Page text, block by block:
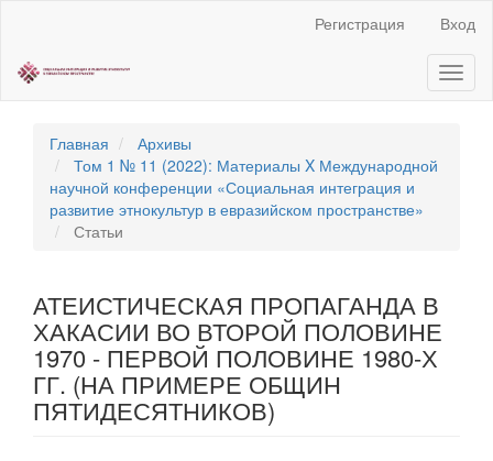
содержанию
страницы
навигация
Основное
содержание
Боковая
панель
Регистрация Вход
Главная
Архивы
Том 1 № 11 (2022): Материалы X Международной
научной конференции «Социальная интеграция и
развитие этнокультур в евразийском пространстве»
Статьи
АТЕИСТИЧЕСКАЯ ПРОПАГАНДА В
ХАКАСИИ ВО ВТОРОЙ ПОЛОВИНЕ
1970 - ПЕРВОЙ ПОЛОВИНЕ 1980-Х
ГГ. (НА ПРИМЕРЕ ОБЩИН
ПЯТИДЕСЯТНИКОВ)